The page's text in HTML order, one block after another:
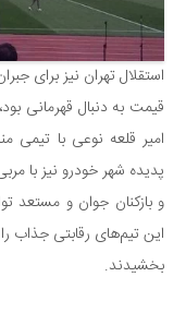
استقلال تهران نیز برای
قیمت به دنبال قهرمانی
امیر قلعه نوعی با تیمی
پدیده شهر خودرو نیز
و بازکنان جوان و مستعد
این تیم‌های رقابتی جذاب
بخشیدند.